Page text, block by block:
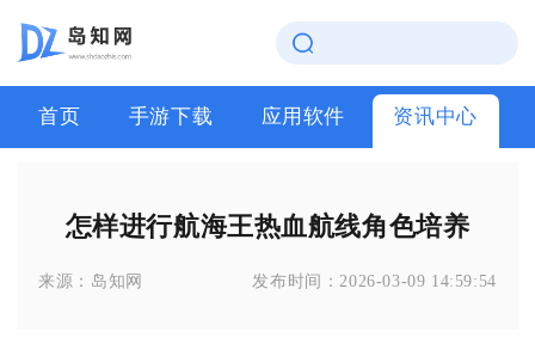
首页 手游下载 应用软件 资讯中心
怎样进行航海王热血航线角色培养
来源： 岛知网 发布时间： 2026-03-09 14:59:54